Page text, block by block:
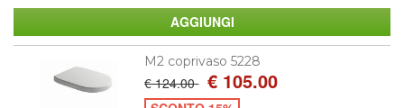
M2 coprivaso 5228
€ 124.00 € 105.00